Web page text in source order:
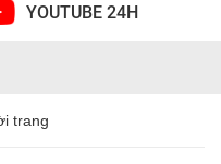
YOUTUBE 24H
trang